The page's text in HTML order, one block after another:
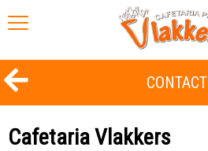
CONTACT
Cafetaria Vlakkers